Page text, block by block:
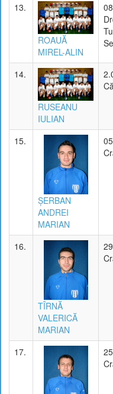
13.
ROAUĂ
MIREL-ALIN
14.
RUSEANU
IULIAN
15.
ŞERBAN
ANDREI
MARIAN
16.
TÎRNĂ
VALERICĂ
MARIAN
17.